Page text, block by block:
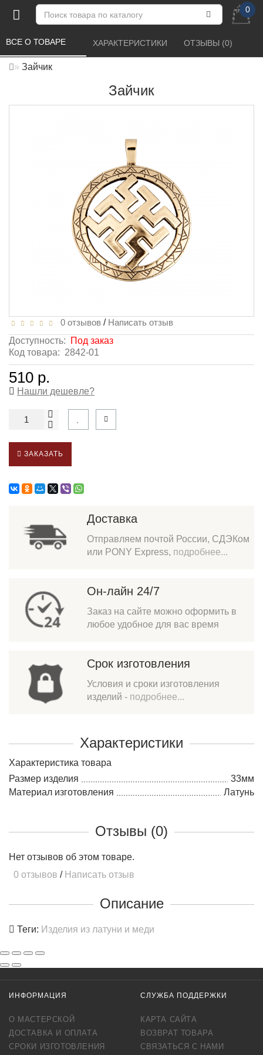
0
Зайчик
Зайчик
ВСЕ О ТОВАРЕ ХАРАКТЕРИСТИКИ ОТЗЫВЫ (0)
0 отзывов / Написать отзыв
Доступность:
Под заказ
Код товара: 2842-01
510 р.
Нашли дешевле?
ЗАКАЗАТЬ
Доставка
Отправляем почтой России, СДЭКом
или PONY Express, подробнее...
Он-лайн 24/7
Заказ на сайте можно оформить в
любое удобное для вас время
Срок изготовления
Условия и сроки изготовления
изделий - подробнее...
Характеристики
Характеристика товара
Размер изделия
33мм
Материал изготовления
Латунь
Отзывы (0)
Нет отзывов об этом товаре.
0 отзывов / Написать отзыв
Описание
Теги: Изделия из латуни и меди
ИНФОРМАЦИЯ
О МАСТЕРСКОЙ
ДОСТАВКА И ОПЛАТА
СРОКИ ИЗГОТОВЛЕНИЯ
СЛУЖБА ПОДДЕРЖКИ
КАРТА САЙТА
ВОЗВРАТ ТОВАРА
СВЯЗАТЬСЯ С НАМИ